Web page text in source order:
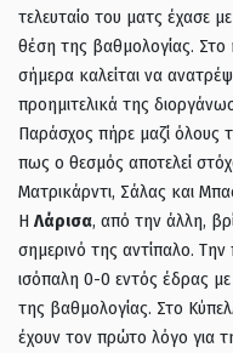
τελευταίο του ματς έχασε
θέση της βαθμολογίας. Στο
σήμερα καλείται να
προημιτελικά της
Παράσχος πήρε μαζί όλους
πως ο θεσμός αποτελεί
Ματρικάρντι, Σάλας και
Η Λάρισα, από την άλλη,
σημερινό της αντίπαλο.
ισόπαλη 0-0 εντός έδρας
της βαθμολογίας. Στο
έχουν τον πρώτο λόγο για